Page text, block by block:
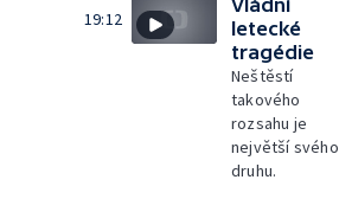
19:12
Vládní
letecké
tragédie
Neštěstí
takového
rozsahu je
největší svého
druhu.